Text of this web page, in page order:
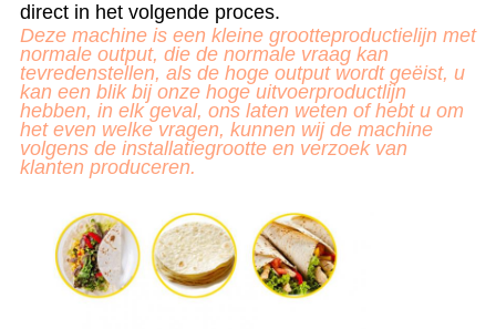
direct in het volgende proces.
Deze machine is een kleine grootteproductielijn met
normale output, die de normale vraag kan
tevredenstellen, als de hoge output wordt geëist, u
kan een blik bij onze hoge uitvoerproductlijn
hebben, in elk geval, ons laten weten of hebt u om
het even welke vragen, kunnen wij de machine
volgens de installatiegrootte en verzoek van
klanten produceren.